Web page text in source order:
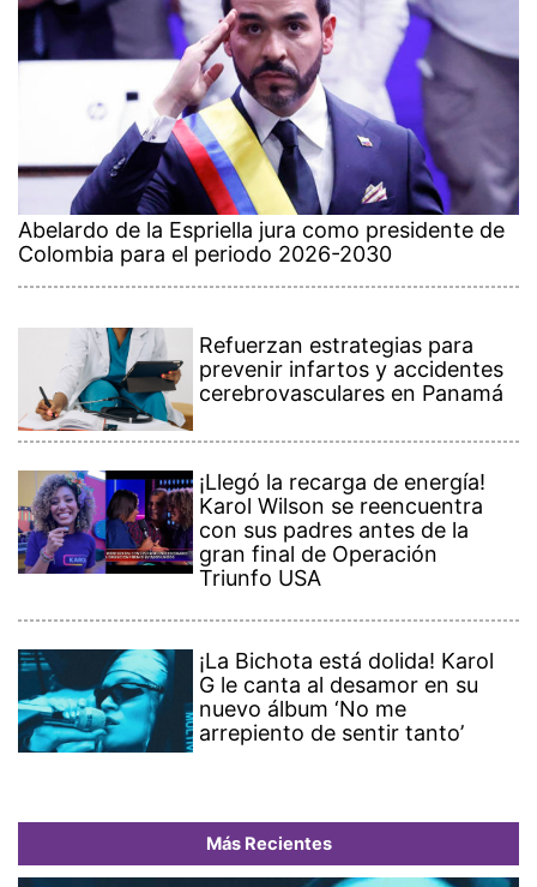
Abelardo de la Espriella jura como presidente de
Colombia para el periodo 2026-2030
Refuerzan estrategias para
prevenir infartos y accidentes
cerebrovasculares en Panamá
¡Llegó la recarga de energía!
Karol Wilson se reencuentra
con sus padres antes de la
gran final de Operación
Triunfo USA
¡La Bichota está dolida! Karol
G le canta al desamor en su
nuevo álbum ‘No me
arrepiento de sentir tanto’
Más Recientes